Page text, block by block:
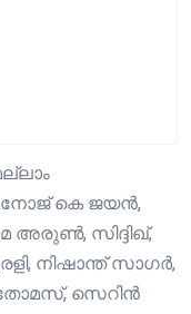
മനോജ് കെ ജയൻ,
അരുൺ, സിദ്ദിഖ്,
നിഷാന്ത് സാഗർ,
സെറിൻ